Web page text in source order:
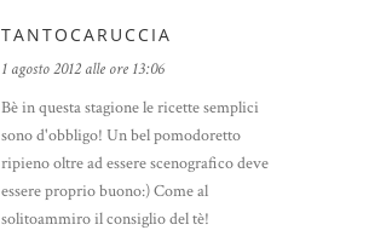
TANTOCARUCCIA
1 agosto 2012 alle ore 13:06
Bè in questa stagione le ricette semplici
sono d'obbligo! Un bel pomodoretto
ripieno oltre ad essere scenografico deve
essere proprio buono:) Come al
solitoammiro il consiglio del tè!